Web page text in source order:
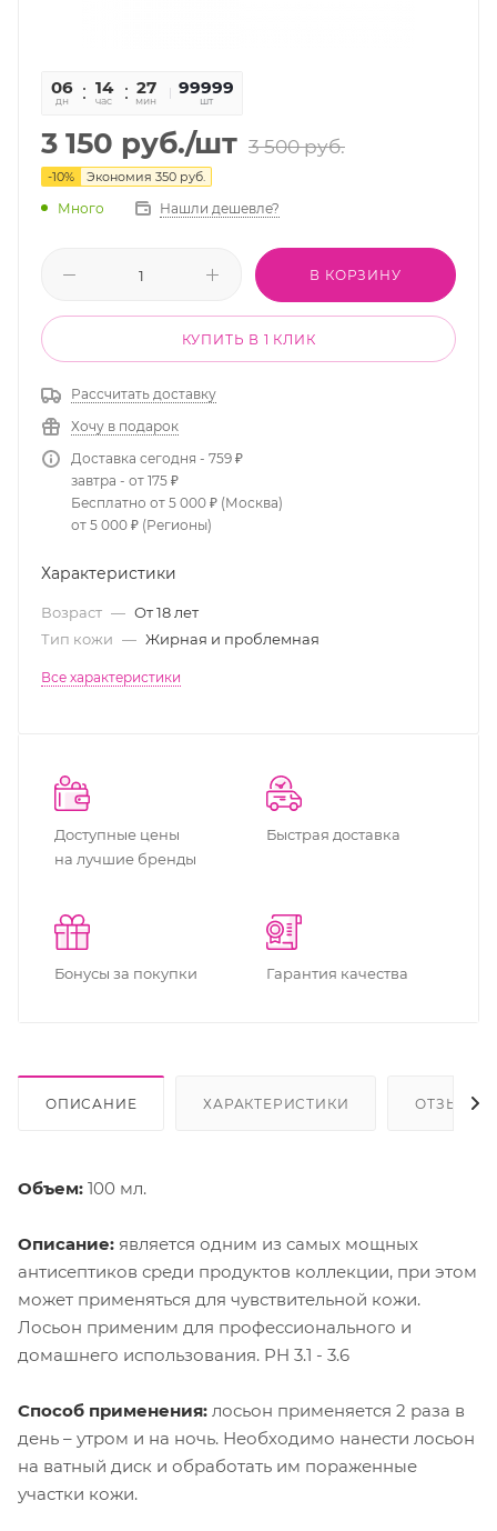
06
дн
14
час
27
мин
29
99999
шт
3 150 руб./шт 3 500руб.
-10% Экономия 350 руб.
Много Нашли дешевле?
В КОРЗИНУ
КУПИТЬ В 1 КЛИК
Рассчитать доставку
Хочу в подарок
Доставка сегодня - 759 ₽
завтра - от 175 ₽
Бесплатно от 5 000 ₽ (Москва)
от 5 000 ₽ (Регионы)
Характеристики
Возраст — От 18 лет
Тип кожи — Жирная и проблемная
Все характеристики
Доступные цены
на лучшие бренды
Быстрая доставка
Бонусы за покупки Гарантия качества
ОПИСАНИЕ ХАРАКТЕРИСТИКИ ОТЗЫВЫ
Объем: 100 мл.
Описание: является одним из самых мощных
антисептиков среди продуктов коллекции, при этом
может применяться для чувствительной кожи.
Лосьон применим для профессионального и
домашнего использования. PH 3.1 - 3.6
Способ применения: лосьон применяется 2 раза в
день – утром и на ночь. Необходимо нанести лосьон
на ватный диск и обработать им пораженные
участки кожи.